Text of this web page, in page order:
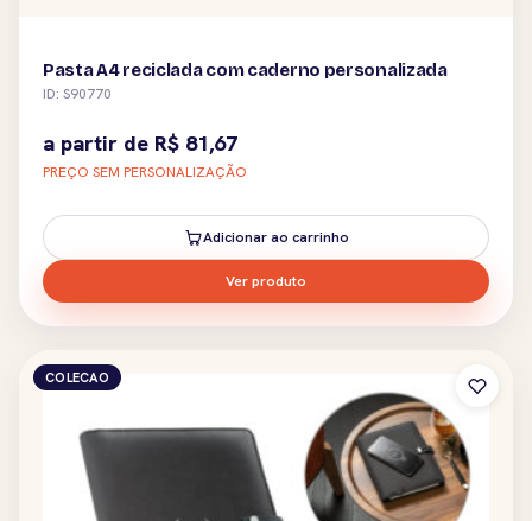
Pasta A4 reciclada com caderno personalizada
ID: S90770
a partir de R$ 81,67
PREÇO SEM PERSONALIZAÇÃO
Adicionar ao carrinho
Ver produto
COLECAO